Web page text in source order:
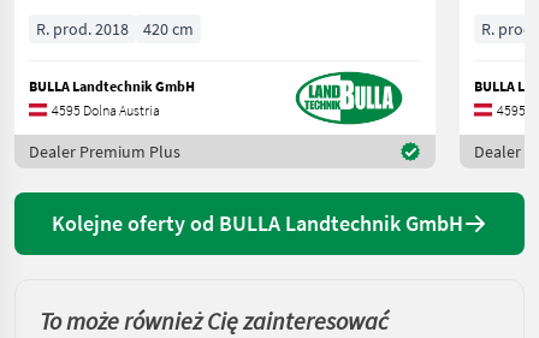
R. prod. 2018 420 cm
BULLA Landtechnik GmbH
4595 Dolna Austria
Dealer Premium Plus
R.
BULLA
4595
Dealer
Kolejne oferty od BULLA Landtechnik GmbH
To może również Cię zainteresować